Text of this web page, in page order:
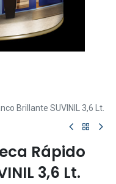
Brillante SUVINIL 3,6 Lt.
Rápido
3,6 Lt.